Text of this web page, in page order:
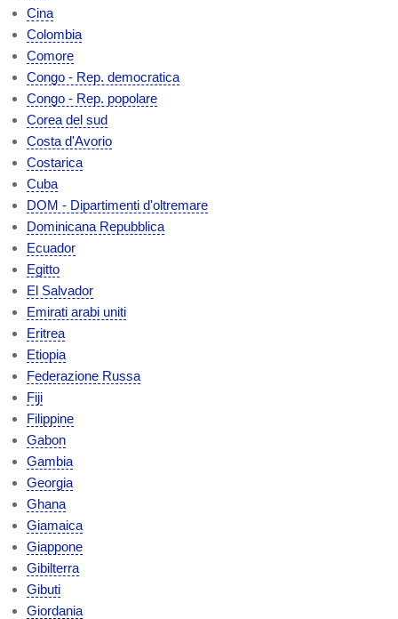
Cina
Colombia
Comore
Congo - Rep. democratica
Congo - Rep. popolare
Corea del sud
Costa d'Avorio
Costarica
Cuba
DOM - Dipartimenti d'oltremare
Dominicana Repubblica
Ecuador
Egitto
El Salvador
Emirati arabi uniti
Eritrea
Etiopia
Federazione Russa
Fiji
Filippine
Gabon
Gambia
Georgia
Ghana
Giamaica
Giappone
Gibilterra
Gibuti
Giordania